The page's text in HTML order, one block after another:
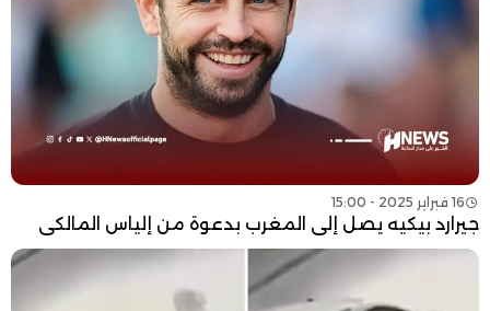
16 فبراير 2025 - 15:00
جيرارد بيكيه يصل إلى المغرب بدعوة من إلياس المالكي